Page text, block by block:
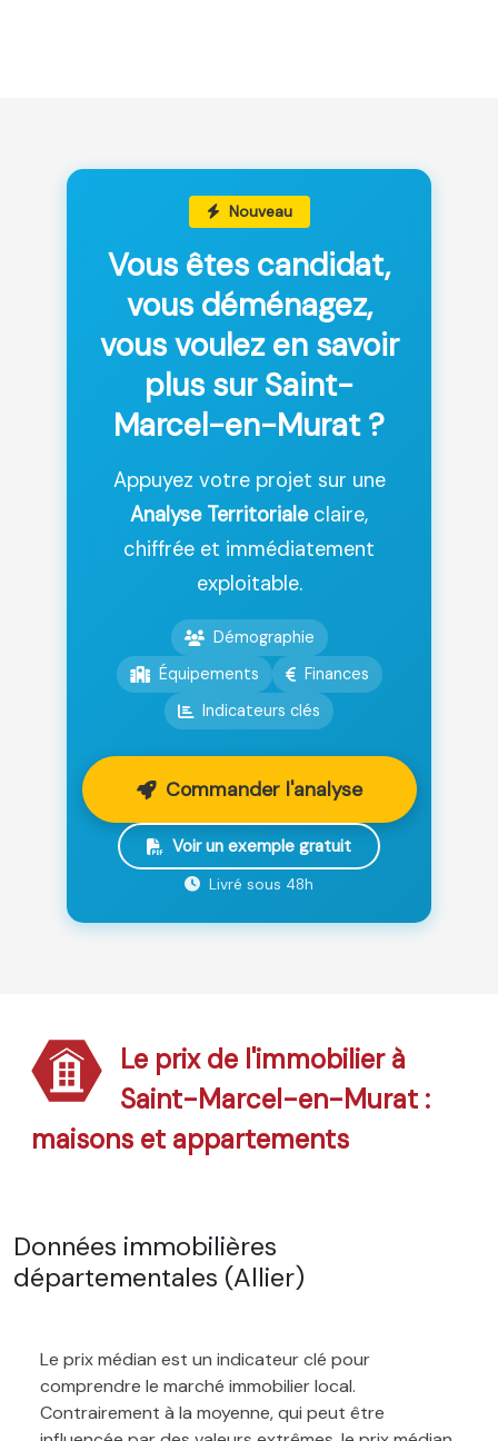
Nouveau
Vous êtes candidat,
vous déménagez,
vous voulez en savoir
plus sur Saint-
Marcel-en-Murat ?
Appuyez votre projet sur une
Analyse Territorialeclaire,
chiffrée et immédiatement
exploitable.
Démographie
Équipements
Finances
Indicateurs clés
Commander l'analyse
Voir un exemple gratuit
Livré sous 48h
Le prix de l'immobilier à
Saint-Marcel-en-Murat :
maisons et appartements
Données immobilières
départementales (Allier)
Le prix médian est un indicateur clé pour
comprendre le marché immobilier local.
Contrairement à la moyenne, qui peut être